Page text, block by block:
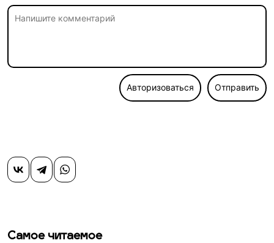
Авторизоваться Отправить
Самое читаемое